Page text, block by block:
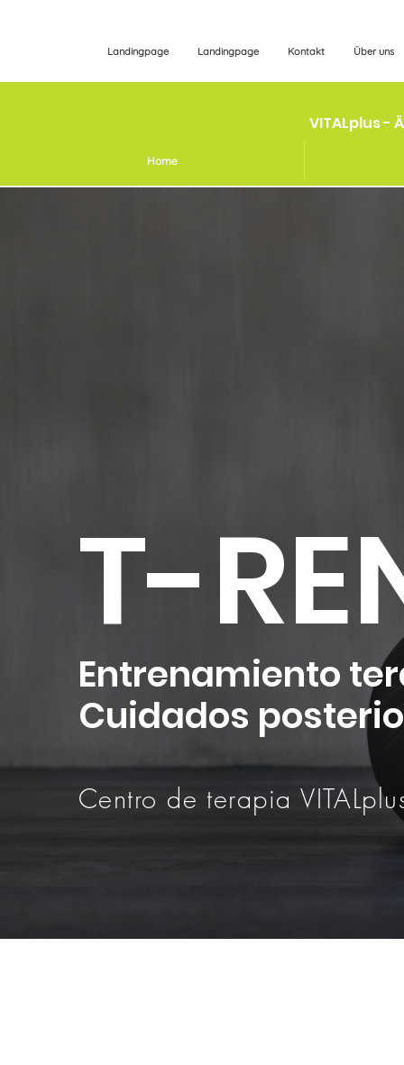
Landingpage Landingpage Kontakt Über uns
VITALplus -
Home
T-
Entrenamiento
Cuidados
Centro de terapia